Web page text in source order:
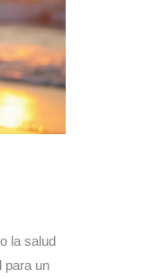
la salud
para un